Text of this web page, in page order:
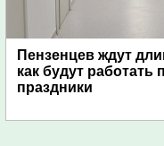
Пензенцев ждут
как будут работать
праздники